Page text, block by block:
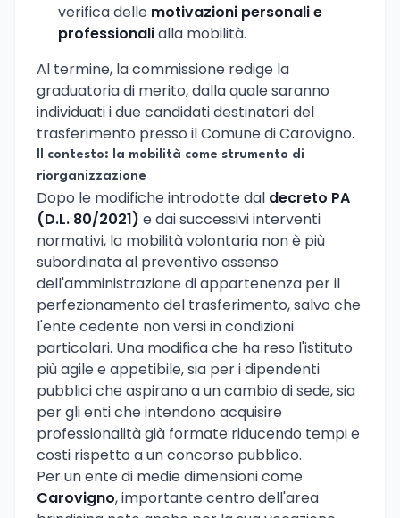
verifica delle motivazioni personali e
professionalialla mobilità.
Al termine, la commissione redige la
graduatoria di merito, dalla quale saranno
individuati i due candidati destinatari del
trasferimento presso il Comune di Carovigno.
Il contesto: la mobilità come strumento di
riorganizzazione
Dopo le modifiche introdotte dal decreto PA
(D.L. 80/2021) e dai successivi interventi
normativi, la mobilità volontaria non è più
subordinata al preventivo assenso
dell'amministrazione di appartenenza per il
perfezionamento del trasferimento, salvo che
l'ente cedente non versi in condizioni
particolari. Una modifica che ha reso l'istituto
più agile e appetibile, sia per i dipendenti
pubblici che aspirano a un cambio di sede, sia
per gli enti che intendono acquisire
professionalità già formate riducendo tempi e
costi rispetto a un concorso pubblico.
Per un ente di medie dimensioni come
Carovigno, importante centro dell'area